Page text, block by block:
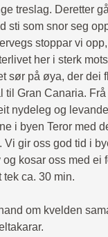
treslag. Deretter
sti som snor seg
stoppar vi
her i sterk
sør på øya, der dei
til Gran Canaria.
nydeleg og
i byen Teror med
Vi gir oss god tid i
og kosar oss med ei
ca. 30 min.
om kvelden